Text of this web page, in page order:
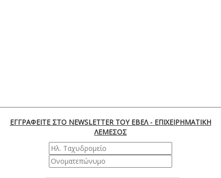
ΕΓΓΡΑΦΕΙΤΕ ΣΤΟ NEWSLETTER ΤΟΥ ΕΒΕΛ - ΕΠΙΧΕΙΡΗΜΑΤΙΚΗ
ΛΕΜΕΣΟΣ